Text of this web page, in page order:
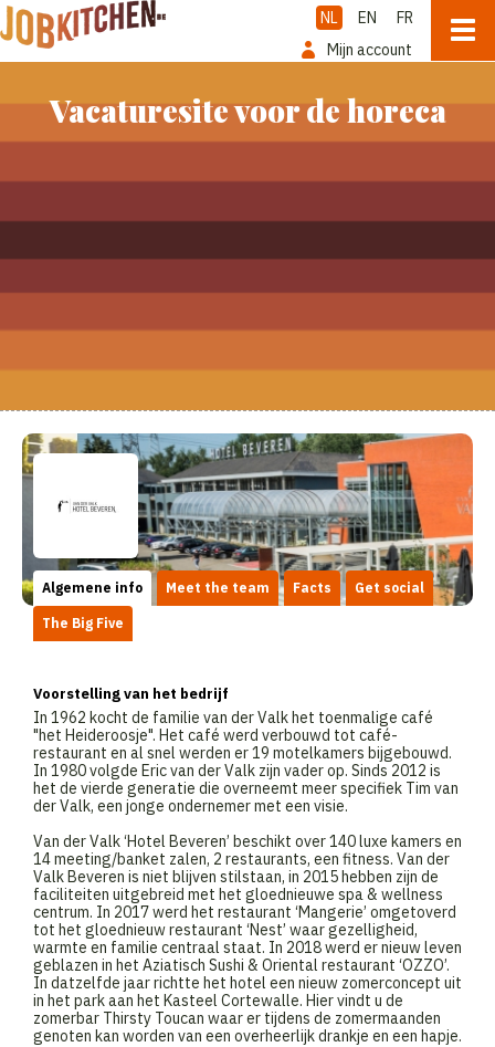
NL EN
FR
Mijn account
Vacaturesite voor de horeca
Algemene info Meet the team Facts Get social
The Big Five
Voorstelling van het bedrijf
In 1962 kocht de familie van der Valk het toenmalige café
"het Heideroosje". Het café werd verbouwd tot café-
restaurant en al snel werden er 19 motelkamers bijgebouwd.
In 1980 volgde Eric van der Valk zijn vader op. Sinds 2012 is
het de vierde generatie die overneemt meer specifiek Tim van
der Valk, een jonge ondernemer met een visie.
Van der Valk ‘Hotel Beveren’ beschikt over 140 luxe kamers en
14 meeting/banket zalen, 2 restaurants, een fitness. Van der
Valk Beveren is niet blijven stilstaan, in 2015 hebben zijn de
faciliteiten uitgebreid met het gloednieuwe spa & wellness
centrum. In 2017 werd het restaurant ‘Mangerie’ omgetoverd
tot het gloednieuw restaurant ‘Nest’ waar gezelligheid,
warmte en familie centraal staat. In 2018 werd er nieuw leven
geblazen in het Aziatisch Sushi & Oriental restaurant ‘OZZO’.
In datzelfde jaar richtte het hotel een nieuw zomerconcept uit
in het park aan het Kasteel Cortewalle. Hier vindt u de
zomerbar Thirsty Toucan waar er tijdens de zomermaanden
genoten kan worden van een overheerlijk drankje en een hapje.